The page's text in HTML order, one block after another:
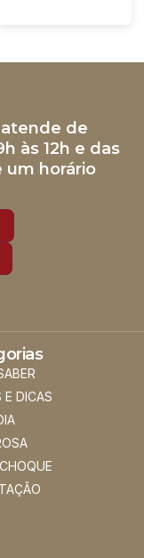
de
às 12h e das
um horário
E DICAS